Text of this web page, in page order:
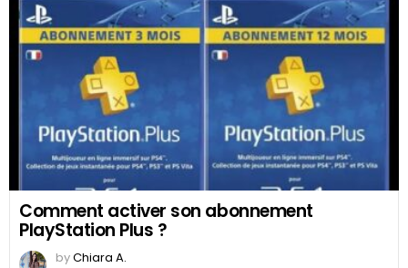
Comment activer son abonnement
PlayStation Plus ?
byChiara A.